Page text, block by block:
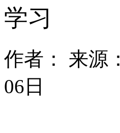
学习
作者： 来源：
06日